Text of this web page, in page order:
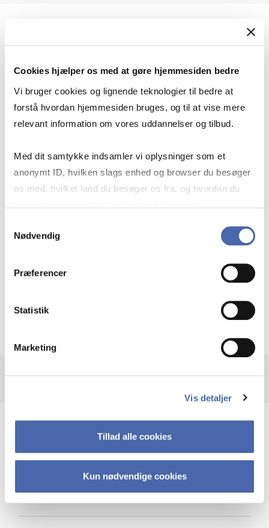
Cookies hjælper os med at gøre hjemmesiden bedre
Vi bruger cookies og lignende teknologier til bedre at
forstå hvordan hjemmesiden bruges, og til at vise mere
relevant information om vores uddannelser og tilbud.
Med dit samtykke indsamler vi oplysninger som et
anonymt ID, hvilken slags enhed og browser du besøger
os med, hvilket land du besøger os fra, og hvordan du
markedsføring. Du bestemmer selv - og kan altid trække
Nødvendig
Præferencer
Statistik
Marketing
Vis detaljer
Tillad alle cookies
Kun nødvendige cookies
Geopolitik og businesssikkerhed
navigerer man som virksomhed?
Krigen i Ukraine
Cybersikkerhed